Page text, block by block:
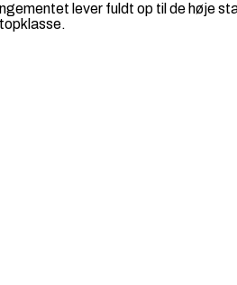
lever fuldt op til de høje